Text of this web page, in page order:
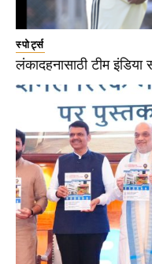
स्पोर्ट्स
लंकादहनासाठी टीम